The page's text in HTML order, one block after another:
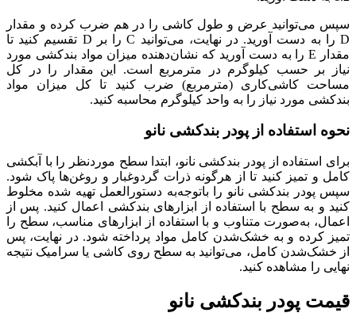
سپس می‌توانید عرض و طول کاشی را در هم ضرب کرده و مقدار
D را به دست آورید. در نهایت، می‌توانید C را بر D تقسیم کنید تا
مقدار E را به دست آورید که نشان‌دهنده میزان مواد بندکشی مورد
نیاز بر حسب کیلوگرم در مترمربع است. این مقدار را در کل
مساحت کاشی‌کاری (مترمربع) ضرب کنید تا کل میزان مواد
بندکشی مورد نیاز را به واحد کیلوگرم محاسبه کنید.
نحوه استفاده از پودر بندکشی نانو
برای استفاده از پودر بندکشی نانو، ابتدا سطح موردنظر را با آبکشی
کامل و تمیز کنید تا از هرگونه ذرات گردوغبار و روغن‌ها پاک شود.
سپس پودر بندکشی نانو را باتوجه‌به دستورالعمل تهیه شده مخلوط
کنید و به سطح با استفاده از ابزارهای بندکشی اعمال کنید. پس از
اعمال، به‌صورت متناوب و با استفاده از ابزارهای مناسب، سطح را
تمیز کرده و به خشک‌شدن کامل مواد پرداخته شود. در نهایت، پس
از خشک‌شدن کامل، می‌توانید به سطح روی کاشی یا سرامیک نتیجه
نهایی را مشاهده کنید.
قیمت پودر بندکشی نانو